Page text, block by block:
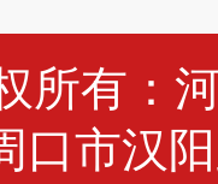
所有：
口市汉